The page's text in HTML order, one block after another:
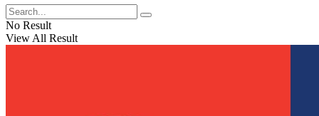
No Result
View All Result